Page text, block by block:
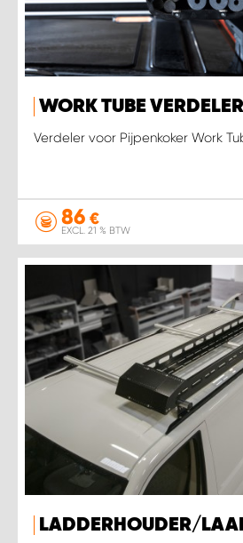
WORK TUBE
Verdeler voor Pijpenkoker Work
86 €
EXCL. 21 % BTW
LADDERHOUDER/